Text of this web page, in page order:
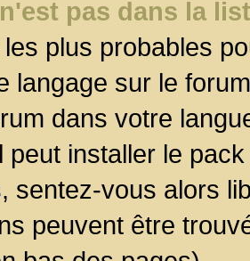
pas dans la
plus probables
langage sur le
dans votre
peut installer le
sentez-vous alors
peuvent être